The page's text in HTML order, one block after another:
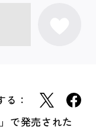
る：
で発売された